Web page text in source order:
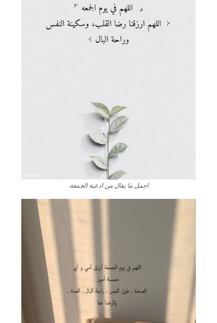
اجمل ما يقال من ادعية الجمعة.